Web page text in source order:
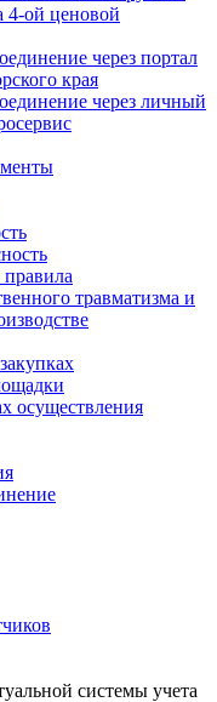
4-ой ценовой
через портал
края
через личный
травматизма и
осуществления
системы учета